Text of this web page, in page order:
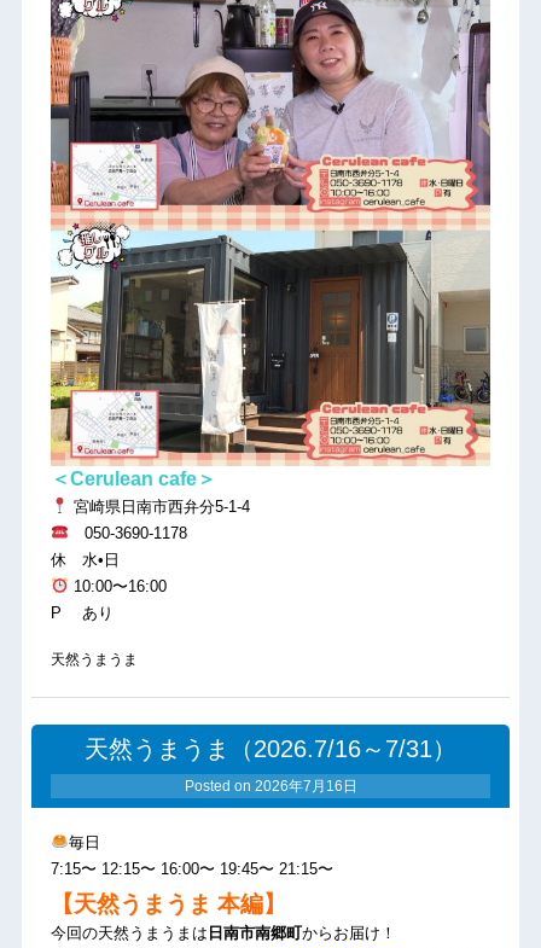
＜Cerulean cafe＞
宮崎県日南市西弁分5-1-4
050-3690-1178
休 水•日
10:00〜16:00
P あり
天然うまうま
天然うまうま（2026.7/16～7/31）
Posted on 2026年7月16日
毎日
7:15〜 12:15〜 16:00〜 19:45〜 21:15〜
【天然うまうま 本編】
今回の天然うまうまは 日南市南郷町からお届け！